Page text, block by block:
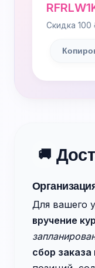
Скидка 100
🚚
Для вашего
вручение
сбор заказа